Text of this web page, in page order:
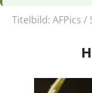
Titelbild: AFPics